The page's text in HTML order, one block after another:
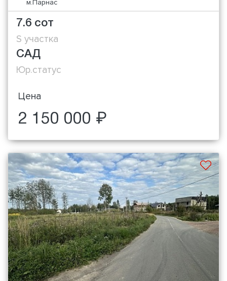
м.Парнас
7.6 сот
S участка
САД
Юр.статус
Цена
2 150 000 ₽